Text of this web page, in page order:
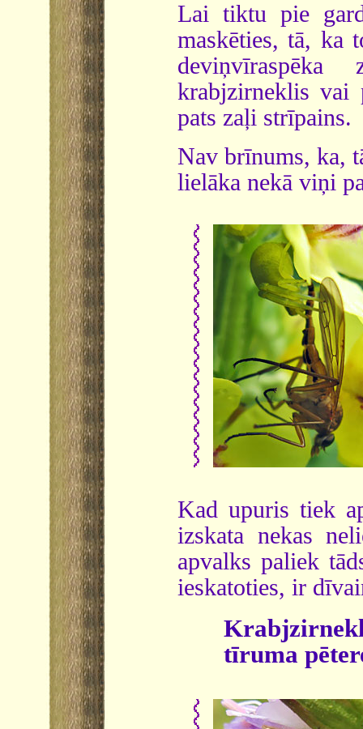
Lai tiktu pie
maskēties, tā, ka
deviņvīraspēka
krabjzirneklis vai
pats zaļi strīpains.
Nav brīnums, ka,
lielāka nekā viņi
Kad upuris tiek
izskata nekas
apvalks paliek
ieskatoties, ir
tīruma